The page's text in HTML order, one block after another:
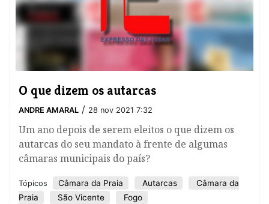
O que dizem os autarcas
ANDRE AMARAL / 28 nov 2021 7:32
Um ano depois de serem eleitos o que dizem os
autarcas do seu mandato à frente de algumas
câmaras municipais do país?
Tópicos Câmara da Praia Autarcas
Câmara da
Praia
São Vicente Fogo